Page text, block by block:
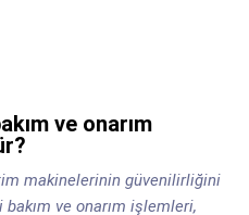
ve onarım
makinelerinin güvenilirliğini
bakım ve onarım işlemleri,